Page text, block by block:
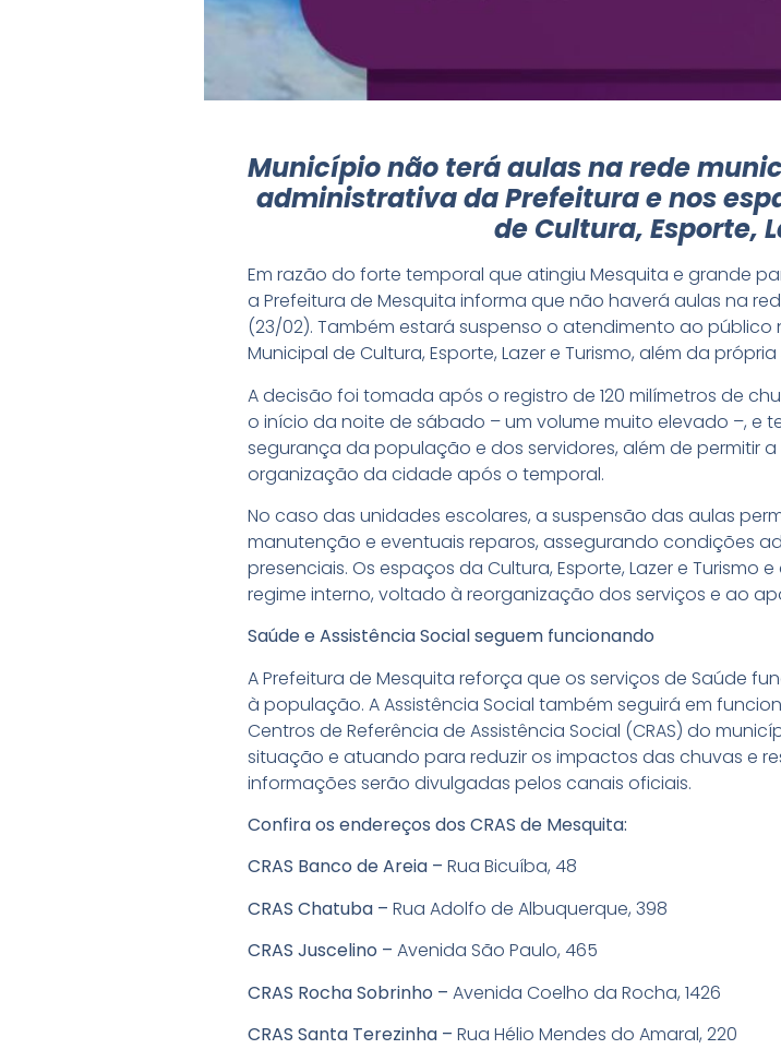
Município não terá aulas na rede
administrativa da Prefeitura e nos
de Cultura, Esporte,
Em razão do forte temporal que atingiu Mesquita e grande
a Prefeitura de Mesquita informa que não haverá aulas na
(23/02). Também estará suspenso o atendimento ao
Municipal de Cultura, Esporte, Lazer e Turismo, além da
A decisão foi tomada após o registro de 120 milímetros de
o início da noite de sábado – um volume muito elevado –, e
segurança da população e dos servidores, além de permitir
organização da cidade após o temporal.
No caso das unidades escolares, a suspensão das aulas
manutenção e eventuais reparos, assegurando condições
presenciais. Os espaços da Cultura, Esporte, Lazer e
regime interno, voltado à reorganização dos serviços e ao
Saúde e Assistência Social seguem funcionando
A Prefeitura de Mesquita reforça que os serviços de Saúde
à população. A Assistência Social também seguirá em
Centros de Referência de Assistência Social (CRAS) do
situação e atuando para reduzir os impactos das chuvas e
informações serão divulgadas pelos canais oficiais.
Confira os endereços dos CRAS de Mesquita:
CRAS Banco de Areia – Rua Bicuíba, 48
CRAS Chatuba – Rua Adolfo de Albuquerque, 398
CRAS Juscelino – Avenida São Paulo, 465
CRAS Rocha Sobrinho – Avenida Coelho da Rocha, 1426
CRAS Santa Terezinha – Rua Hélio Mendes do Amaral, 220